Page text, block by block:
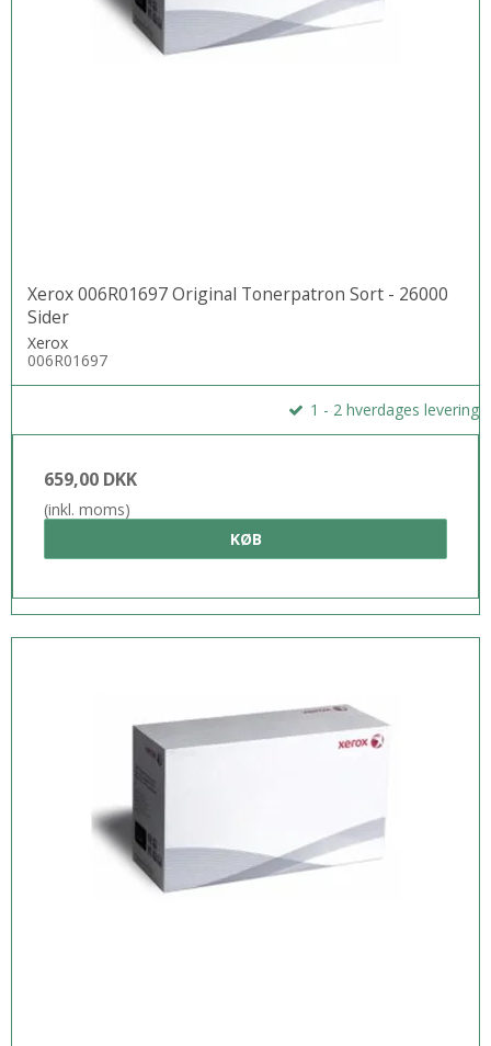
Xerox 006R01697 Original Tonerpatron Sort - 26000
Sider
Xerox
006R01697
1 - 2 hverdages levering
659,00 DKK
(inkl. moms)
KØB